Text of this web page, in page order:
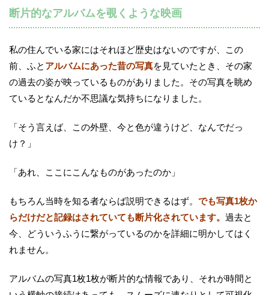
断片的なアルバムを覗くような映画
私の住んでいる家にはそれほど歴史はないのですが、この
前、ふと アルバムにあった昔の写真を見ていたとき、その家
の過去の姿が映っているものがありました。その写真を眺め
ているとなんだか不思議な気持ちになりました。
「そう言えば、この外壁、今と色が違うけど、なんでだっ
け？」
「あれ、ここにこんなものがあったのか」
もちろん当時を知る者ならば説明できるはず。 でも写真1枚か
らだけだと記録はされていても断片化されています。 過去と
今、どういうふうに繋がっているのかを詳細に明かしてはく
れません。
アルバムの写真1枚1枚が断片的な情報であり、それが時間と